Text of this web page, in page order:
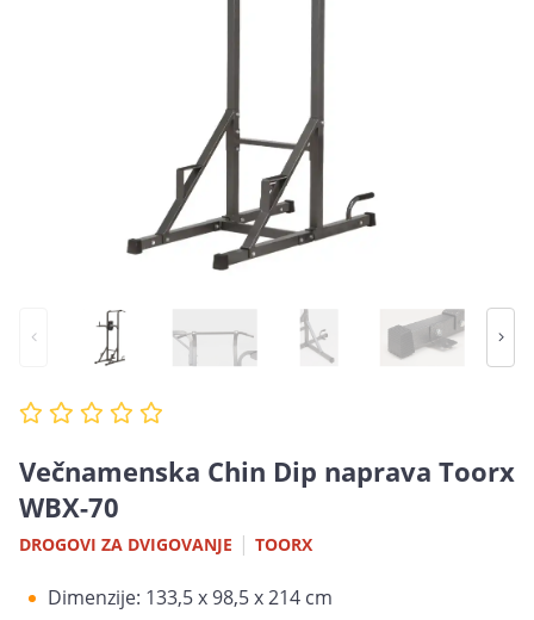
Večnamenska Chin Dip naprava Toorx
WBX-70
DROGOVI ZA DVIGOVANJE | TOORX
Dimenzije: 133,5 x 98,5 x 214 cm